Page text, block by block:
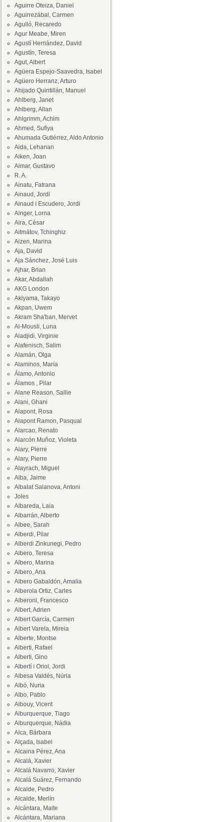
Aguirre Oteiza, Daniel
Aguirrezábal, Carmen
Agulló, Recaredo
Agur Meabe, Miren
Agustí Hernández, David
Agustín, Teresa
Agut, Albert
Agüera Espejo-Saavedra, Isabel
Agüero Herranz, Arturo
Ahijado Quintillán, Manuel
Ahlberg, Janet
Ahlberg, Allan
Ahlgrimm, Achim
Ahmed, Sufiya
Ahumada Gutiérrez, Aldo Antonio
Aida, Lehanan
Aiken, Joan
Aimar, Gustavo
R. A.
Ainatu, Fatrana
Ainaud, Jordi
Ainaud i Escudero, Jordi
Ainger, Lorna
Aira, César
Aitmátov, Tchinghiz
Aizen, Marina
Aja, David
Aja Sánchez, José Luis
Ajhar, Brian
Akar, Abdallah
AKG London
Akiyama, Takayo
Akpan, Uwem
Akram Sha'ban, Mervet
Al-Mousli, Luna
Aladjidi, Virginie
Alafenisch, Salim
Alamán, Olga
Alaminos, María
Álamo, Antonio
Álamos , Pilar
Alane Reason, Sallie
Alani, Ghani
Alapont, Rosa
Alapont Ramon, Pasqual
Alarcao, Renato
Alarcón Muñoz, Violeta
Alary, Pierre
Alary, Pierre
Alayrach, Miguel
Alba, Jaime
Albalat Salanova, Antoni
Joles
Albareda, Laia
Albarrán, Alberto
Albee, Sarah
Alberdi, Pilar
Alberdi Zinkunegi, Pedro
Albero, Teresa
Albero, Marina
Albero, Ana
Albero Gabaldón, Amalia
Alberola Ortiz, Carles
Alberoni, Francesco
Albert, Adrien
Albert García, Carmen
Albert Varela, Mireia
Alberte, Montse
Alberti, Rafael
Alberti, Gino
Albertí i Oriol, Jordi
Albesa Valdés, Núria
Albó, Nuria
Albo, Pablo
Albouy, Vicent
Alburquerque, Tiago
Alburquerque, Nádia
Alca, Bárbara
Alçada, Isabel
Alcaina Pérez, Ana
Alcalá, Xavier
Alcalá Navarro, Xavier
Alcalá Suárez, Fernando
Alcalde, Pedro
Alcalde, Merlín
Alcántara, Maite
Alcántara, Mariana